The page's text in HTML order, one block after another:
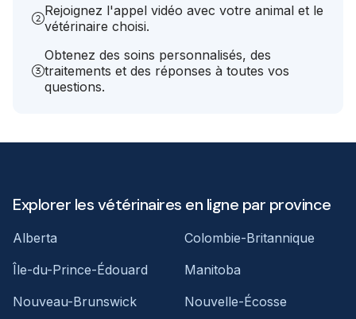
Rejoignez l'appel vidéo avec votre animal et le
vétérinaire choisi.
Obtenez des soins personnalisés, des
traitements et des réponses à toutes vos
questions.
Explorer les vétérinaires en ligne par province
Alberta
Colombie-Britannique
Île-du-Prince-Édouard
Manitoba
Nouveau-Brunswick
Nouvelle-Écosse